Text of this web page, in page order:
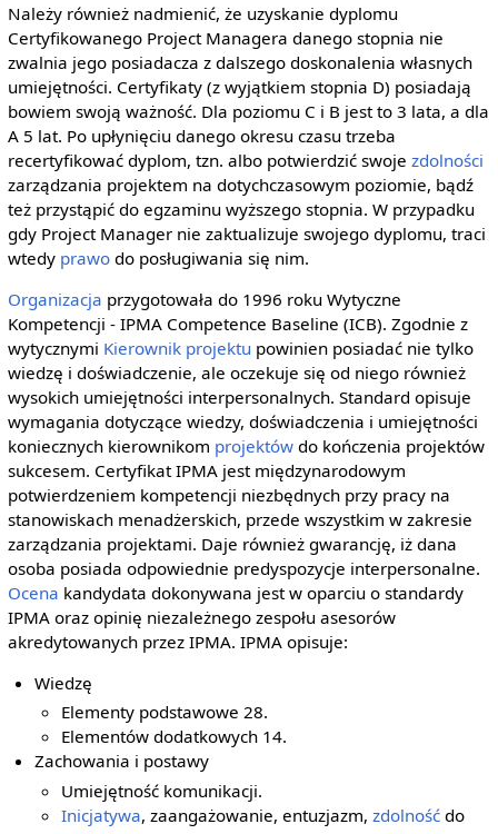
Należy również nadmienić, że uzyskanie dyplomu
Certyfikowanego Project Managera danego stopnia nie
zwalnia jego posiadacza z dalszego doskonalenia własnych
umiejętności. Certyfikaty (z wyjątkiem stopnia D) posiadają
bowiem swoją ważność. Dla poziomu C i B jest to 3 lata, a dla
A 5 lat. Po upłynięciu danego okresu czasu trzeba
recertyfikować dyplom, tzn. albo potwierdzić swoje zdolności
zarządzania projektem na dotychczasowym poziomie, bądź
też przystąpić do egzaminu wyższego stopnia. W przypadku
gdy Project Manager nie zaktualizuje swojego dyplomu, traci
wtedy prawodo posługiwania się nim.
Organizacja przygotowała do 1996 roku Wytyczne
Kompetencji - IPMA Competence Baseline (ICB). Zgodnie z
wytycznymi Kierownik projektu powinien posiadać nie tylko
wiedzę i doświadczenie, ale oczekuje się od niego również
wysokich umiejętności interpersonalnych. Standard opisuje
wymagania dotyczące wiedzy, doświadczenia i umiejętności
koniecznych kierownikom projektówdo kończenia projektów
sukcesem. Certyfikat IPMA jest międzynarodowym
potwierdzeniem kompetencji niezbędnych przy pracy na
stanowiskach menadżerskich, przede wszystkim w zakresie
zarządzania projektami. Daje również gwarancję, iż dana
osoba posiada odpowiednie predyspozycje interpersonalne.
Ocena kandydata dokonywana jest w oparciu o standardy
IPMA oraz opinię niezależnego zespołu asesorów
akredytowanych przez IPMA. IPMA opisuje:
Wiedzę
Elementy podstawowe 28.
Elementów dodatkowych 14.
Zachowania i postawy
Umiejętność komunikacji.
Inicjatywa, zaangażowanie, entuzjazm,zdolność do